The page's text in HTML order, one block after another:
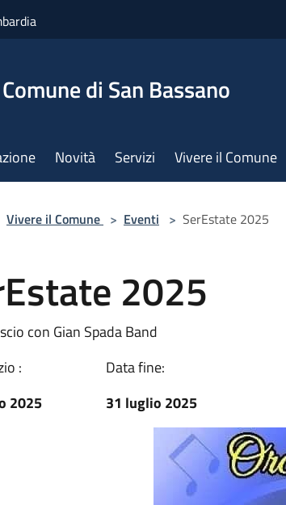
Comune di San Bassano
Novità Servizi Vivere il Comune
Vivere il Comune > Eventi > SerEstate 2025
2025
con Gian Spada Band
:
2025
Data fine:
31 luglio 2025